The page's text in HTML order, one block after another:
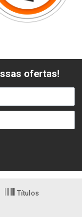
ofertas!
Títulos